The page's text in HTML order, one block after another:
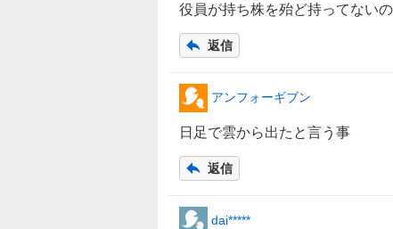
役員が持ち株を殆ど持ってないの
返信
アンフォーギブン
日足で雲から出たと言う事
返信
dai*****